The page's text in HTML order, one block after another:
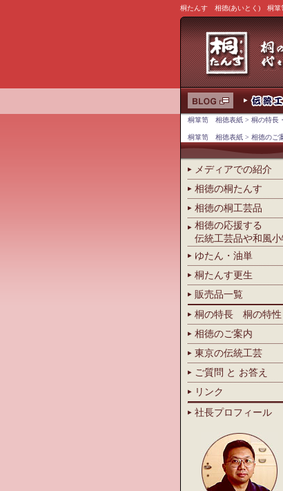
桐たんす 相徳(あいとく) 桐
桐箪笥 相徳表紙 > 桐の特長
桐箪笥 相徳表紙 > 相徳のご
メディアでの紹介
相徳の桐たんす
相徳の桐工芸品
相徳の応援する
伝統工芸品や和風小
ゆたん・油単
桐たんす更生
販売品一覧
桐の特長 桐の特性
相徳のご案内
東京の伝統工芸
ご質問 と お答え
リンク
社長プロフィール